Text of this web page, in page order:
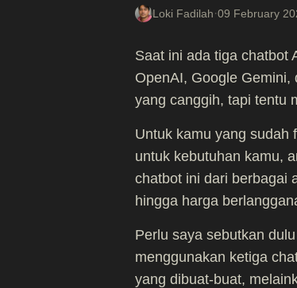
Loki Fadilah·09 February
Saat ini ada tiga chatbot
OpenAI, Google
yang canggih, tapi tentu
Untuk kamu yang sudah
untuk kebutuhan kamu,
chatbot ini dari berbagai
hingga harga
Perlu saya sebutkan
menggunakan ketiga
yang dibuat-buat,